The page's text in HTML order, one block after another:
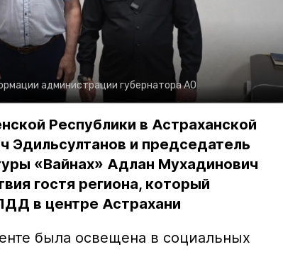
администрации губернатора АО
Республики в Астраханской
Эдильсултанов и председатель
«Вайнах» Адлан Мухадинович
гостя региона, который
в центре Астрахани
была освещена в социальных